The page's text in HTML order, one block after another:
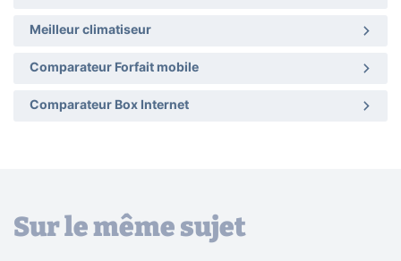
Meilleur climatiseur
Comparateur Forfait mobile
Comparateur Box Internet
Sur le même sujet